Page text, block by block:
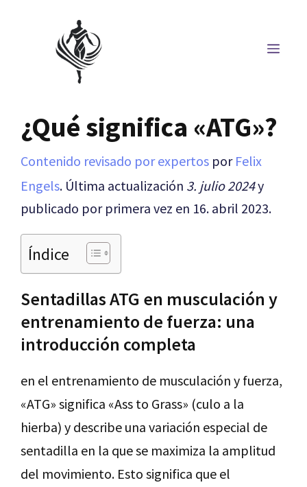
contenido
¿Qué significa «ATG»?
Contenido revisado por expertos por Felix
Engels. Última actualización 3. julio 2024y
publicado por primera vez en 16. abril 2023.
Índice
Sentadillas ATG en musculación y
entrenamiento de fuerza: una
introducción completa
en el entrenamiento de musculación y fuerza,
«ATG» significa «Ass to Grass» (culo a la
hierba) y describe una variación especial de
sentadilla en la que se maximiza la amplitud
del movimiento. Esto significa que el